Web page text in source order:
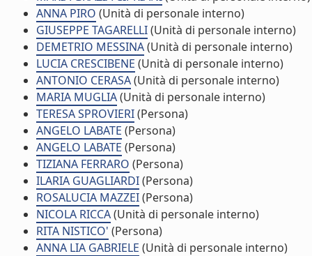
ANNA PIRO (Unità di personale interno)
GIUSEPPE TAGARELLI(Unità di personale interno)
DEMETRIO MESSINA(Unità di personale interno)
LUCIA CRESCIBENE (Unità di personale interno)
ANTONIO CERASA(Unità di personale interno)
MARIA MUGLIA(Unità di personale interno)
TERESA SPROVIERI(Persona)
ANGELO LABATE (Persona)
ANGELO LABATE (Persona)
TIZIANA FERRARO (Persona)
ILARIA GUAGLIARDI(Persona)
ROSALUCIA MAZZEI(Persona)
NICOLA RICCA(Unità di personale interno)
RITA NISTICO' (Persona)
ANNA LIA GABRIELE (Unità di personale interno)